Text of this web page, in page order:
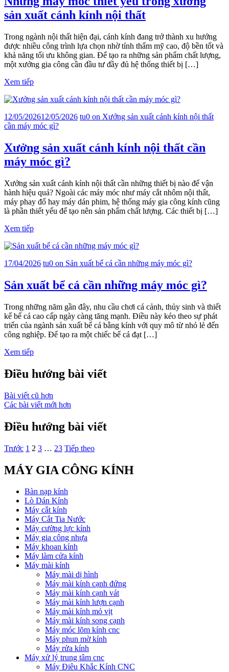
sản xuất cánh kính nội thất
Trong ngành nội thất hiện đại, cánh kính đang trở thành xu hướng
được nhiều công trình lựa chọn nhờ tính thẩm mỹ cao, độ bền tốt và
khả năng tối ưu không gian. Để tạo ra những sản phẩm chất lượng,
một xưởng gia công cần đầu tư đầy đủ hệ thống thiết bị […]
Xem tiếp
12/05/202612/05/2026 tu0 on Xưởng sản xuất cánh kính nội thất
cần máy móc gì?
Xưởng sản xuất cánh kính nội thất cần
máy móc gì?
Xưởng sản xuất cánh kính nội thất cần những thiết bị nào để vận
hành hiệu quả? Ngoài các máy móc như máy cắt nhôm nội thất,
máy phay đố hay máy dán phim, hệ thống máy gia công kính cũng
là phần thiết yếu để tạo nên sản phẩm chất lượng. Các thiết bị […]
Xem tiếp
17/04/2026 tu0 on Sản xuất bể cá cần những máy móc gì?
Sản xuất bể cá cần những máy móc gì?
Trong những năm gần đây, nhu cầu chơi cá cảnh, thủy sinh và thiết
kế bể cá cao cấp ngày càng tăng mạnh. Điều này kéo theo sự phát
triển của ngành sản xuất bể cá bằng kính với quy mô từ nhỏ lẻ đến
công nghiệp. Để tạo ra một chiếc bể cá đạt […]
Xem tiếp
Điều hướng bài viết
Bài viết cũ hơn
Các bài viết mới hơn
Điều hướng bài viết
Trước 1 2 3 … 23 Tiếp theo
MÁY GIA CÔNG KÍNH
Bàn nạp kính
Lò Dán Kính
Máy cắt kính
Máy Cắt Tia Nước
Máy cường lực kính
Máy gia công nhựa
Máy khoan kính
Máy làm cửa kính
Máy mài kính
Máy mài dị hình
Máy mài kính cạnh đứng
Máy mài kính cạnh vát
Máy mài kính lượn cạnh
Máy mài kính mỏ vịt
Máy mài kính song cạnh
Máy móc lõm kính cnc
Máy phun mờ kính
Máy rửa kính
Máy xử lý trung tâm cnc
Máy Điêu Khắc Kính CNC